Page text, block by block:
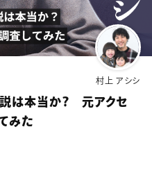
村上 アシシ
説は本当か？ 元アクセ
みた